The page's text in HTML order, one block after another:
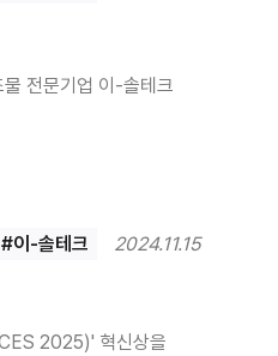
전문기업 이-솔테크
#이-솔테크 2024.11.15
2025)' 혁신상을